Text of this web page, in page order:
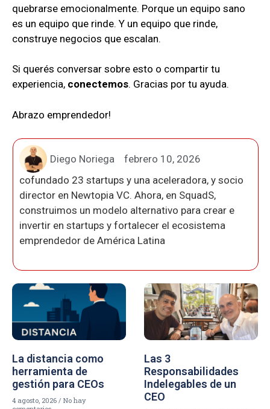
quebrarse emocionalmente. Porque un equipo sano
es un equipo que rinde. Y un equipo que rinde,
construye negocios que escalan.
Si querés conversar sobre esto o compartir tu
experiencia, conectemos. Gracias por tu ayuda.
Abrazo emprendedor!
Diego Noriega
febrero 10, 2026
cofundado 23 startups y una aceleradora, y socio
director en Newtopia VC. Ahora, en SquadS,
construimos un modelo alternativo para crear e
invertir en startups y fortalecer el ecosistema
emprendedor de América Latina
La distancia como
herramienta de
gestión para CEOs
4 agosto, 2026
No hay
Las 3
Responsabilidades
Indelegables de un
CEO